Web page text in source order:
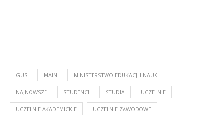
GUS MAIN MINISTERSTWO EDUKACJI I NAUKI
NAJNOWSZE STUDENCI STUDIA UCZELNIE
UCZELNIE AKADEMICKIE UCZELNIE ZAWODOWE